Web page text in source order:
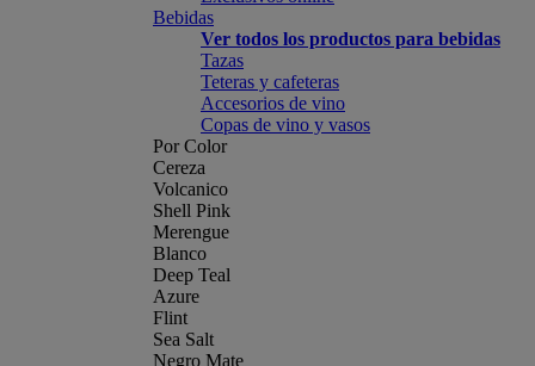
Bebidas
Ver todos los productos para bebidas
Tazas
Teteras y cafeteras
Accesorios de vino
Copas de vino y vasos
Por Color
Cereza
Volcanico
Shell Pink
Merengue
Blanco
Deep Teal
Azure
Flint
Sea Salt
Negro Mate